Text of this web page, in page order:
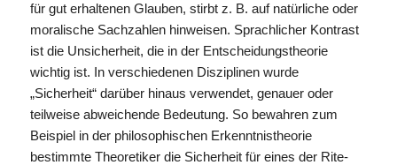
für gut erhaltenen Glauben, stirbt z. B. auf natürliche oder
moralische Sachzahlen hinweisen. Sprachlicher Kontrast
ist die Unsicherheit, die in der Entscheidungstheorie
wichtig ist. In verschiedenen Disziplinen wurde
„Sicherheit“ darüber hinaus verwendet, genauer oder
teilweise abweichende Bedeutung. So bewahren zum
Beispiel in der philosophischen Erkenntnistheorie
bestimmte Theoretiker die Sicherheit für eines der Rite-